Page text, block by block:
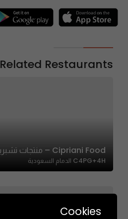
Related Restaurants
Cipriani Food – منتجات تشبرياني
C4PG+4H الدمام السعودية
Cookies